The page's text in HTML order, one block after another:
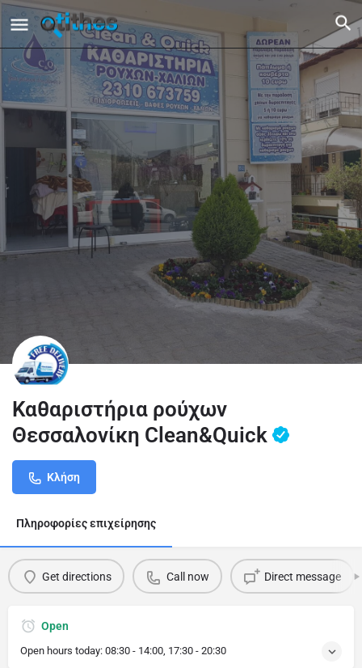
Καθαριστήρια ρούχων
Θεσσαλονίκη Clean&Quick
Κλήση
Πληροφορίες επιχείρησης
Get directions Call now Direct message
Open
Open hours today: 08:30 - 14:00, 17:30 - 20:30